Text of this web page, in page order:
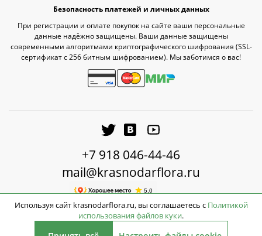
Используя сайт krasnodarflora.ru, вы соглашаетесь с Политикой
использования файлов куки.
Безопасность платежей и личных данных
При регистрации и оплате покупок на сайте ваши персональные
данные надёжно защищены. Ваши данные защищены
современными алгоритмами криптографического шифрования (SSL-
сертификат c 256 битным шифрованием). Мы заботимся о вас!
+7 918 046-44-46
mail@krasnodarflora.ru